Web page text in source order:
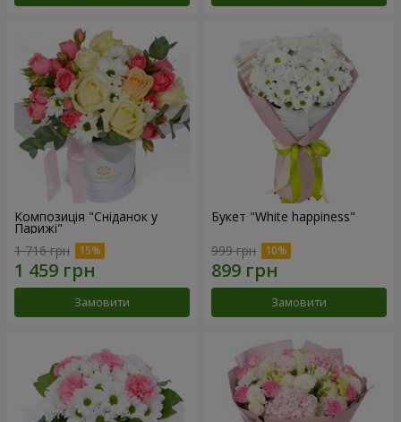
Композиція "Сніданок у
Парижі"
1 716 грн
Замовити
Букет "White happiness"
999 грн
Замовити